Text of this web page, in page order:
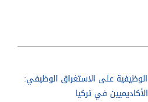
الوظيفية على الاستغراق الوظيفي:
في تركيا